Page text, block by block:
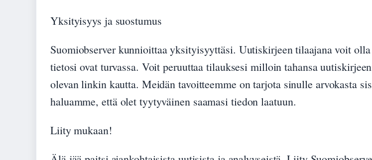
Yksityisyys ja suostumus
Suomiobserver kunnioittaa yksityisyyttäsi. Uutiskirjeen tilaajana voit
tietosi ovat turvassa. Voit peruuttaa tilauksesi milloin tahansa
olevan linkin kautta. Meidän tavoitteemme on tarjota sinulle arvokasta
haluamme, että olet tyytyväinen saamasi tiedon laatuun.
Liity mukaan!